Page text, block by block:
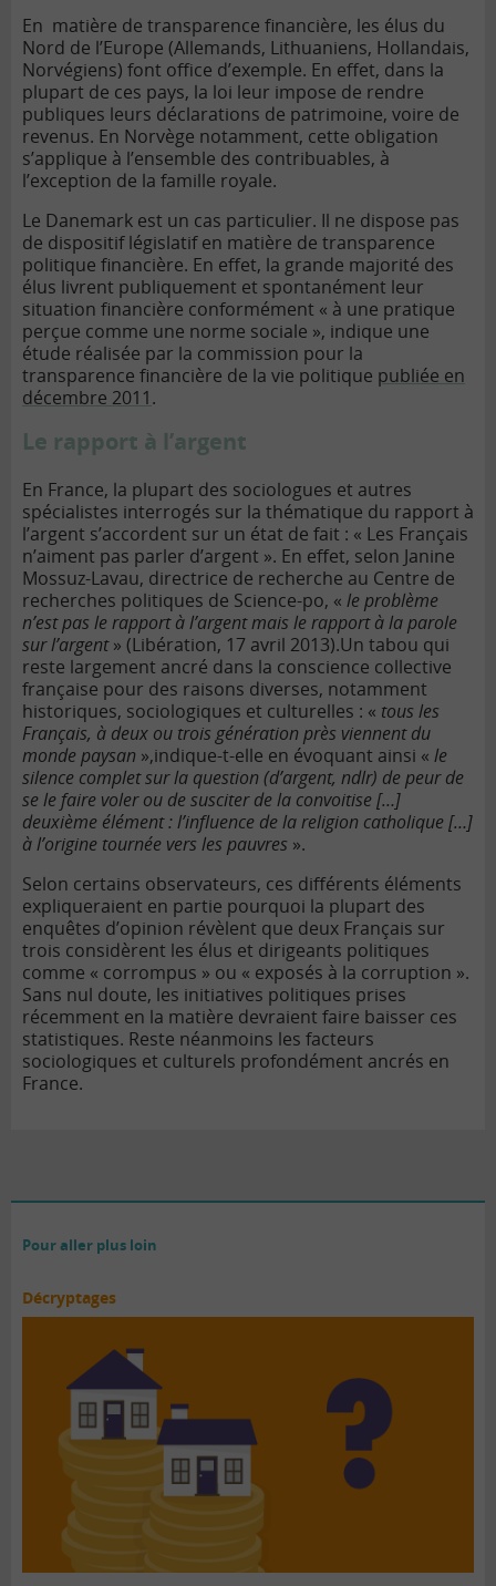
En matière de transparence financière, les élus du
Nord de l’Europe (Allemands, Lithuaniens, Hollandais,
Norvégiens) font office d’exemple. En effet, dans la
plupart de ces pays, la loi leur impose de rendre
publiques leurs déclarations de patrimoine, voire de
revenus. En Norvège notamment, cette obligation
s’applique à l’ensemble des contribuables, à
l’exception de la famille royale.
Le Danemark est un cas particulier. Il ne dispose pas
de dispositif législatif en matière de transparence
politique financière. En effet, la grande majorité des
élus livrent publiquement et spontanément leur
situation financière conformément « à une pratique
perçue comme une norme sociale », indique une
étude réalisée par la commission pour la
transparence financière de la vie politique publiée en
décembre 2011.
Le rapport à l’argent
En France, la plupart des sociologues et autres
spécialistes interrogés sur la thématique du rapport à
l’argent s’accordent sur un état de fait : « Les Français
n’aiment pas parler d’argent ». En effet, selon Janine
Mossuz-Lavau, directrice de recherche au Centre de
recherches politiques de Science-po, « le problème
n’est pas le rapport à l’argent mais le rapport à la parole
sur l’argent» (Libération, 17 avril 2013).Un tabou qui
reste largement ancré dans la conscience collective
française pour des raisons diverses, notamment
historiques, sociologiques et culturelles : « tous les
Français, à deux ou trois génération près viennent du
monde paysan »,indique-t-elle en évoquant ainsi « le
silence complet sur la question (d’argent, ndlr) de peur de
se le faire voler ou de susciter de la convoitise […]
deuxième élément : l’influence de la religion catholique […]
à l’origine tournée vers les pauvres ».
Selon certains observateurs, ces différents éléments
expliqueraient en partie pourquoi la plupart des
enquêtes d’opinion révèlent que deux Français sur
trois considèrent les élus et dirigeants politiques
comme « corrompus » ou « exposés à la corruption ».
Sans nul doute, les initiatives politiques prises
récemment en la matière devraient faire baisser ces
statistiques. Reste néanmoins les facteurs
sociologiques et culturels profondément ancrés en
France.
Pour aller plus loin
Décryptages